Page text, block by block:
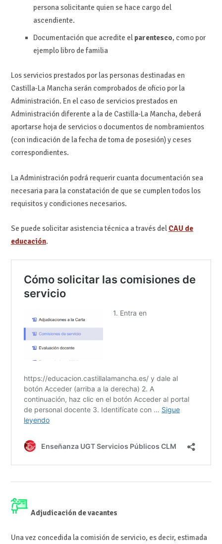
persona solicitante quien se hace cargo del
ascendiente.
Documentación que acredite el parentesco, como por
ejemplo libro de familia
Los servicios prestados por las personas destinadas en
Castilla-La Mancha serán comprobados de oficio por la
Administración. En el caso de servicios prestados en
Administración diferente a la de Castilla-La Mancha, deberá
aportarse hoja de servicios o documentos de nombramientos
(con indicación de la fecha de toma de posesión) y ceses
correspondientes.
La Administración podrá requerir cuanta documentación sea
necesaria para la constatación de que se cumplen todos los
requisitos y condiciones necesarios.
Se puede solicitar asistencia técnica a través del CAU de
educación.
Adjudicación de vacantes
Una vez concedida la comisión de servicio, es decir, estimada